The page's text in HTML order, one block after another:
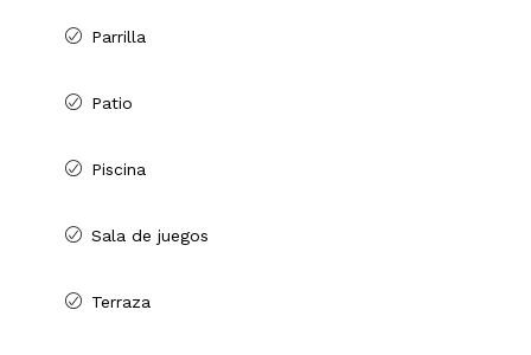
Parrilla
Patio
Piscina
Sala de juegos
Terraza